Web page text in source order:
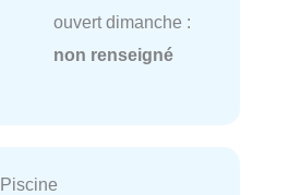
ouvert dimanche :
non renseigné
Piscine